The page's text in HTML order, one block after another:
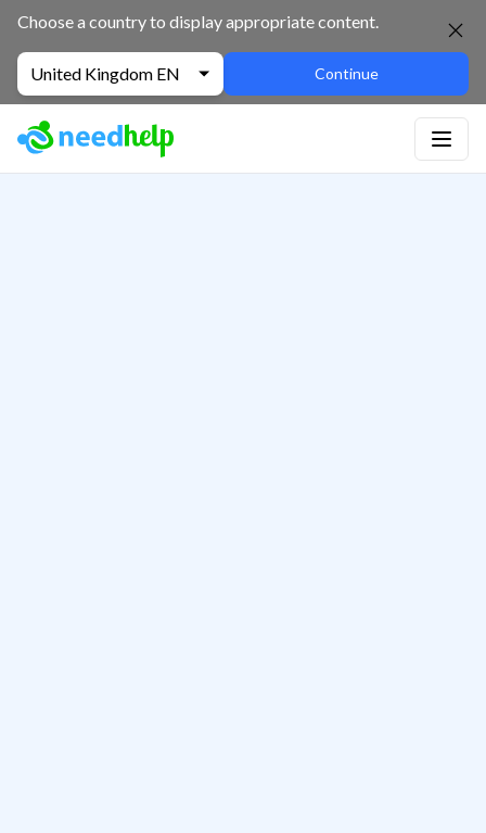
Choose a country to display appropriate content.
United Kingdom EN Continue